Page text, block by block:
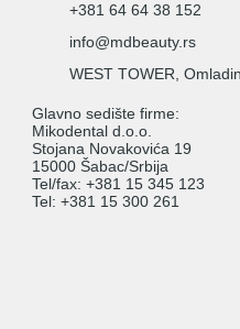
+381 64 64 38 152
info@mdbeauty.rs
WEST TOWER,
Glavno sedište firme:
Mikodental d.o.o.
Stojana Novakovića 19
15000 Šabac/Srbija
Tel/fax: +381 15 345 123
Tel: +381 15 300 261